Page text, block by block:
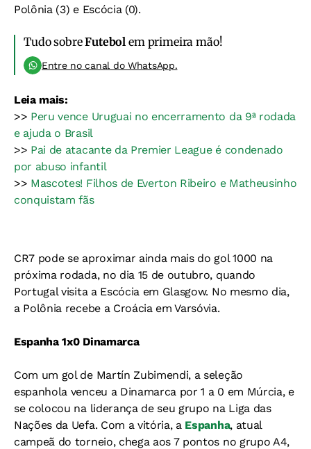
Polônia (3) e Escócia (0).
Tudo sobreFutebol em primeira mão!
Entre no canal do WhatsApp.
Leia mais:
>> Peru vence Uruguai no encerramento da 9ª rodada
e ajuda o Brasil
>> Pai de atacante da Premier League é condenado
por abuso infantil
>> Mascotes! Filhos de Everton Ribeiro e Matheusinho
conquistam fãs
CR7 pode se aproximar ainda mais do gol 1000 na
próxima rodada, no dia 15 de outubro, quando
Portugal visita a Escócia em Glasgow. No mesmo dia,
a Polônia recebe a Croácia em Varsóvia.
Espanha 1x0 Dinamarca
Com um gol de Martín Zubimendi, a seleção
espanhola venceu a Dinamarca por 1 a 0 em Múrcia, e
se colocou na liderança de seu grupo na Liga das
Nações da Uefa. Com a vitória, a Espanha, atual
campeã do torneio, chega aos 7 pontos no grupo A4,